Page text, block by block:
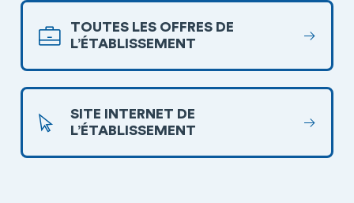
TOUTES LES OFFRES DE
L’ÉTABLISSEMENT
SITE INTERNET DE
L’ÉTABLISSEMENT